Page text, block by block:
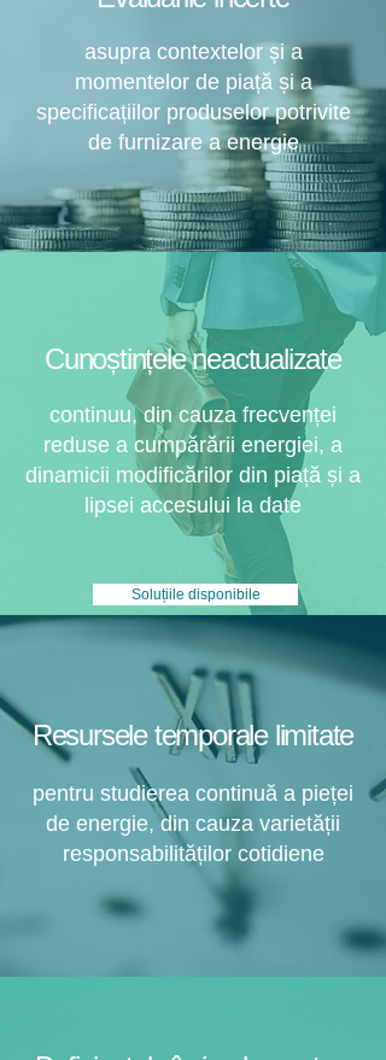
asupra contextelor și a
momentelor de piață și a
specificațiilor produselor potrivite
de furnizare a energie
Cunoștințele neactualizate
continuu, din cauza frecvenței
reduse a cumpărării energiei, a
dinamicii modificărilor din piață și a
lipsei accesului la date
Resursele temporale limitate
pentru studierea continuă a pieței
de energie, din cauza varietății
responsabilităților cotidiene
Soluțiile disponibile